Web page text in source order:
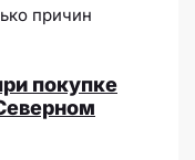
причин
покупке